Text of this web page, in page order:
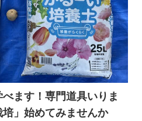
ます！専門道具いりま
」始めてみませんか